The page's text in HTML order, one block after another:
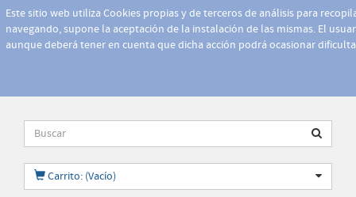
Este sitio web utiliza Cookies propias y de terceros de análisis para
navegando, supone la aceptación de la instalación de las mismas. El
aunque deberá tener en cuenta que dicha acción podrá ocasionar
Carrito: (Vacío)